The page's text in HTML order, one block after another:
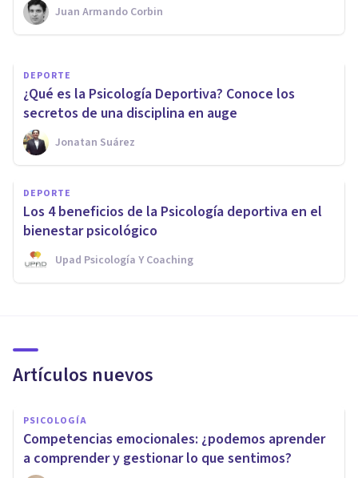
Juan Armando Corbin
Arturo Torres
DEPORTE
¿Qué es la Psicología Deportiva? Conoce los
secretos de una disciplina en auge
Jonatan Suárez
DEPORTE
Los 4 beneficios de la Psicología deportiva en el
bienestar psicológico
Upad Psicología Y Coaching
Artículos nuevos
PSICOLOGÍA
Competencias emocionales: ¿podemos aprender
a comprender y gestionar lo que sentimos?